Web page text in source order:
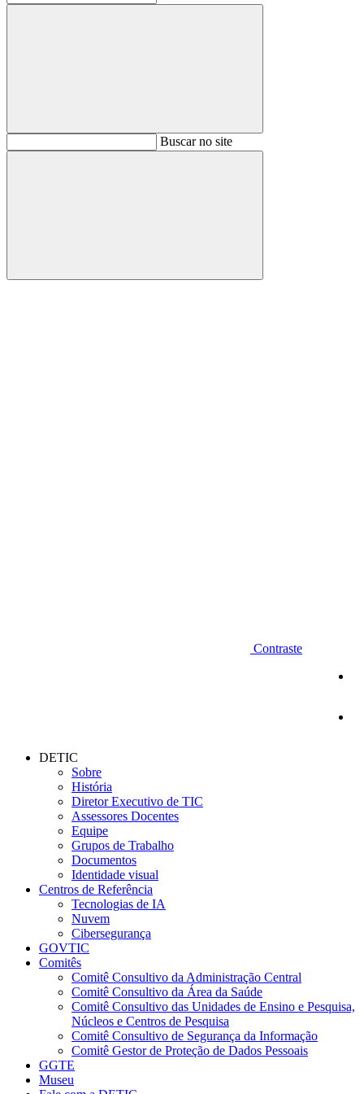
BuscarBuscar no site
Buscar
Contraste
DETIC
Sobre
História
Diretor Executivo de TIC
Assessores Docentes
Equipe
Grupos de Trabalho
Documentos
Identidade visual
Centros de Referência
Tecnologias de IA
Nuvem
Cibersegurança
GOVTIC
Comitês
Comitê Consultivo da Administração Central
Comitê Consultivo da Área da Saúde
Comitê Consultivo das Unidades de Ensino e Pesquisa,
Núcleos e Centros de Pesquisa
Comitê Consultivo de Segurança da Informação
Comitê Gestor de Proteção de Dados Pessoais
GGTE
Museu